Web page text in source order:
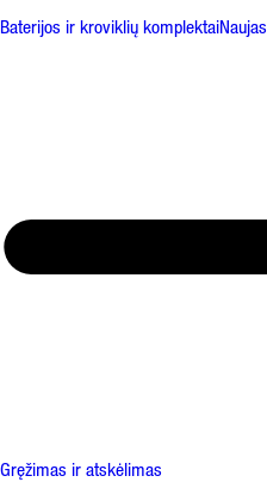
Baterijos ir kroviklių komplektaiNaujas
Gręžimas ir atskėlimas